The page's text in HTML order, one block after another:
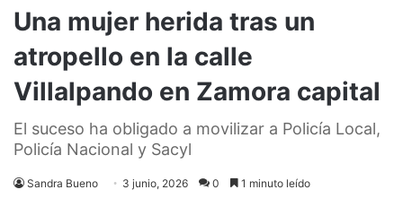
Una mujer herida tras un
atropello en la calle
Villalpando en Zamora capital
El suceso ha obligado a movilizar a Policía Local,
Policía Nacional y Sacyl
Sandra Bueno 3 junio, 2026 0 1 minuto leído